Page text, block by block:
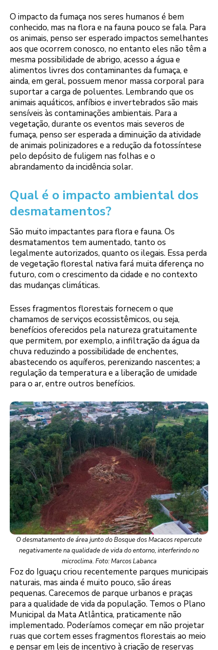
O impacto da fumaça nos seres humanos é bem
conhecido, mas na flora e na fauna pouco se fala. Para
os animais, penso ser esperado impactos semelhantes
aos que ocorrem conosco, no entanto eles não têm a
mesma possibilidade de abrigo, acesso a água e
alimentos livres dos contaminantes da fumaça, e
ainda, em geral, possuem menor massa corporal para
suportar a carga de poluentes. Lembrando que os
animais aquáticos, anfíbios e invertebrados são mais
sensíveis às contaminações ambientais. Para a
vegetação, durante os eventos mais severos de
fumaça, penso ser esperada a diminuição da atividade
de animais polinizadores e a redução da fotossíntese
pelo depósito de fuligem nas folhas e o
abrandamento da incidência solar.
Qual é o impacto ambiental dos
desmatamentos?
São muito impactantes para flora e fauna. Os
desmatamentos tem aumentado, tanto os
legalmente autorizados, quanto os ilegais. Essa perda
de vegetação florestal nativa fará muita diferença no
futuro, com o crescimento da cidade e no contexto
das mudanças climáticas.
Esses fragmentos florestais fornecem o que
chamamos de serviços ecossistêmicos, ou seja,
benefícios oferecidos pela natureza gratuitamente
que permitem, por exemplo, a infiltração da água da
chuva reduzindo a possibilidade de enchentes,
abastecendo os aquíferos, perenizando nascentes; a
regulação da temperatura e a liberação de umidade
para o ar, entre outros benefícios.
O desmatamento de área junto do Bosque dos Macacos repercute
negativamente na qualidade de vida do entorno, interferindo no
microclima. Foto: Marcos Labanca
Foz do Iguaçu criou recentemente parques municipais
naturais, mas ainda é muito pouco, são áreas
pequenas. Carecemos de parque urbanos e praças
para a qualidade de vida da população. Temos o Plano
Municipal da Mata Atlântica, praticamente não
implementado. Poderíamos começar em não projetar
ruas que cortem esses fragmentos florestais ao meio
e pensar em leis de incentivo à criação de reservas